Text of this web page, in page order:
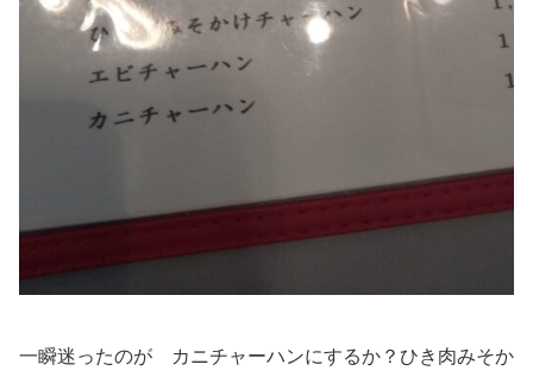
一瞬迷ったのが カニチャーハンにするか？ひき肉みそか